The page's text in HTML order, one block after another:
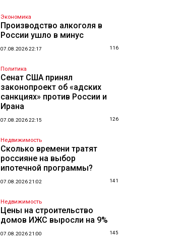
Экономика
Производство алкоголя в
России ушло в минус
07.08.2026 22:17 116
Политика
Сенат США принял
законопроект об «адских
санкциях» против России и
Ирана
07.08.2026 22:15 126
Недвижимость
Сколько времени тратят
россияне на выбор
ипотечной программы?
07.08.2026 21:02 141
Недвижимость
Цены на строительство
домов ИЖС выросли на 9%
07.08.2026 21:00 145